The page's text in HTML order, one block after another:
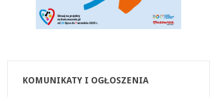
KOMUNIKATY I OGŁOSZENIA